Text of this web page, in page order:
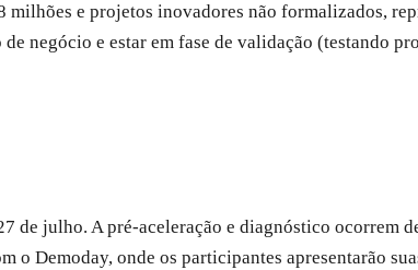
e projetos inovadores não formalizados,
negócio e estar em fase de validação (testando
julho. A pré-aceleração e diagnóstico ocorrem
o Demoday, onde os participantes apresentarão